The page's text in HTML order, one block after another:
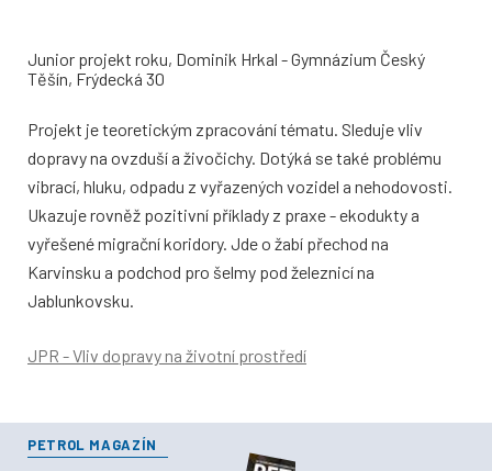
Junior projekt roku, Dominik Hrkal - Gymnázium Český
Těšín, Frýdecká 30
Projekt je teoretickým zpracování tématu. Sleduje vliv
dopravy na ovzduší a živočichy. Dotýká se také problému
vibrací, hluku, odpadu z vyřazených vozidel a nehodovosti.
Ukazuje rovněž pozitivní příklady z praxe - ekodukty a
vyřešené migrační koridory. Jde o žabí přechod na
Karvinsku a podchod pro šelmy pod železnicí na
Jablunkovsku.
JPR - Vliv dopravy na životní prostředí
PETROL MAGAZÍN